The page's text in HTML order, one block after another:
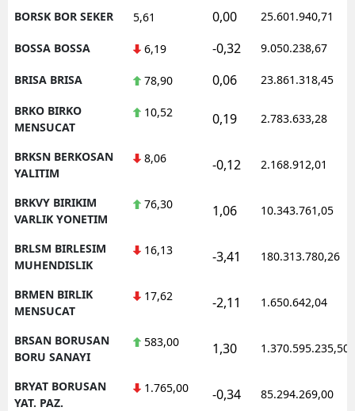
BORSK BOR SEKER 5,61 0,00 25.601.940,71
BOSSA BOSSA 6,19 -0,32 9.050.238,67
BRISA BRISA 78,90 0,06 23.861.318,45
BRKO BIRKO
MENSUCAT
10,52 0,19 2.783.633,28
BRKSN BERKOSAN
YALITIM
8,06 -0,12 2.168.912,01
BRKVY BIRIKIM
VARLIK YONETIM
76,30 1,06 10.343.761,05
BRLSM BIRLESIM
MUHENDISLIK
16,13 -3,41 180.313.780,26
BRMEN BIRLIK
MENSUCAT
17,62 -2,11 1.650.642,04
BRSAN BORUSAN
BORU SANAYI
583,00 1,30 1.370.595.235,50
BRYAT BORUSAN
YAT. PAZ.
1.765,00 -0,34 85.294.269,00